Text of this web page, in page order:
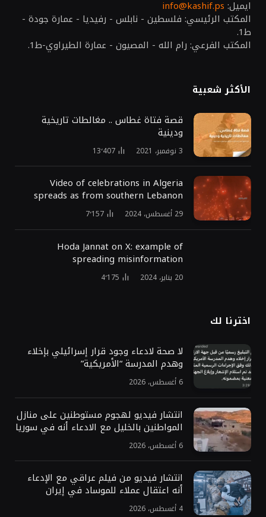
ايميل: info@kashif.ps
المكتب الرئيسي: فلسطين - نابلس - رفيديا - عمارة جودة -
ط1.
المكتب الفرعي: رام الله - المصيون - عمارة الطيراوي-ط1.
الأكثر شعبية
قصة فتاة غطاس .. مغالطات تاريخية
ودينية
3 نوفمبر، 2021 13٬407
Video of celebrations in Algeria
spreads as from southern Lebanon
29 أغسطس، 2024 7٬157
Hoda Jannat on X: example of
spreading misinformation
20 يناير، 2024 4٬175
اخترنا لك
لا صحة لادعاء وجود قرار إسرائيلي بإخلاء
وهدم المدرسة “الأمريكية”
6 أغسطس، 2026
انتشار فيديو لهجوم مستوطنين على منازل
المواطنين بالخليل مع الادعاء أنه في سوريا
6 أغسطس، 2026
انتشار فيديو من فيلم عراقي مع الإدعاء
أنه اعتقال عملاء للموساد في إيران
4 أغسطس، 2026